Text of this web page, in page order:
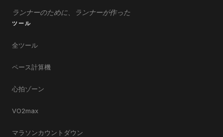
ランナーのために、ランナーが作った
ツール
全ツール
ペース計算機
心拍ゾーン
VO2max
マラソンカウントダウン